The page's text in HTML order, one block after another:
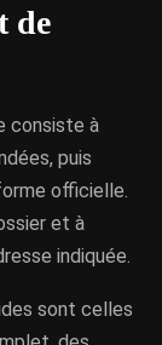
de
consiste à
puis
officielle.
et à
indiquée.
sont celles